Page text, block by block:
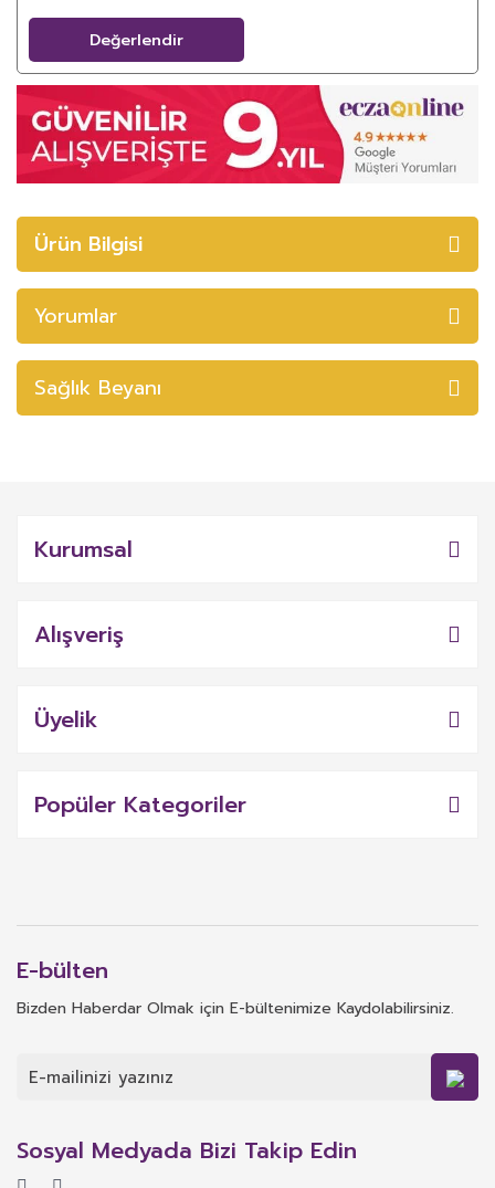
Değerlendir
Ürün Bilgisi
Yorumlar
Sağlık Beyanı
Kurumsal
Alışveriş
Üyelik
Popüler Kategoriler
E-bülten
Bizden Haberdar Olmak için E-bültenimize Kaydolabilirsiniz.
Sosyal Medyada Bizi Takip Edin